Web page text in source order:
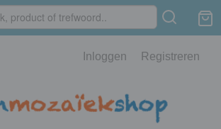
Inloggen Registreren